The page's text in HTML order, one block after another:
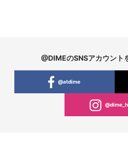
@DIMEのSNSアカウント
@atdime